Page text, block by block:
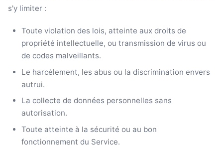
s'y limiter :
Toute violation des lois, atteinte aux droits de
propriété intellectuelle, ou transmission de virus ou
de codes malveillants.
Le harcèlement, les abus ou la discrimination envers
autrui.
La collecte de données personnelles sans
autorisation.
Toute atteinte à la sécurité ou au bon
fonctionnement du Service.